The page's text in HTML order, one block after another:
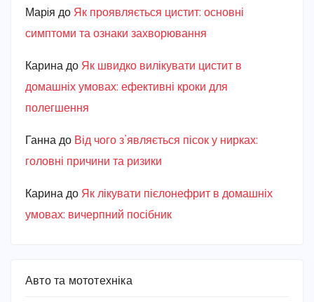
Марiя до Як проявляється цистит: основні
симптоми та ознаки захворювання
Карина до Як швидко вилікувати цистит в
домашніх умовах: ефективні кроки для
полегшення
Ганна до Від чого з’являється пісок у нирках:
головні причини та ризики
Карина до Як лікувати пієлонефрит в домашніх
умовах: вичерпний посібник
Авто та мототехніка